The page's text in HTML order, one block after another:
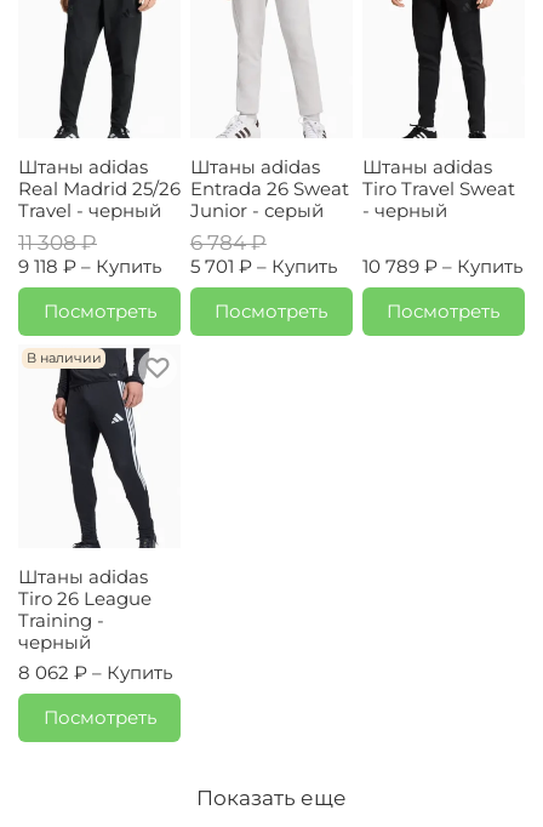
Штаны adidas
Real Madrid 25/26
Travel - черный
11 308 ₽
9 118 ₽ – Купить
Посмотреть
Штаны adidas
Entrada 26 Sweat
Junior - серый
6 784 ₽
5 701 ₽ – Купить
Посмотреть
Штаны adidas
Tiro Travel Sweat
- черный
10 789 ₽ – Купить
Посмотреть
В наличии
Штаны adidas
Tiro 26 League
Training -
черный
8 062 ₽ – Купить
Посмотреть
Показать еще